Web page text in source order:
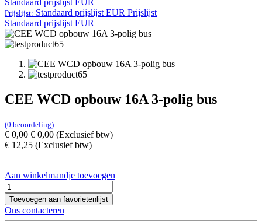
Standaard prijslijst EUR
Prijslijst: Standaard prijslijst EUR Prijslijst
Standaard prijslijst EUR
CEE WCD opbouw 16A 3-polig bus
(0 beoordeling)
€ 0,00 €0,00 (Exclusief btw)
€ 12,25 (Exclusief btw)
Aan winkelmandje toevoegen
Toevoegen aan favorietenlijst
Ons contacteren